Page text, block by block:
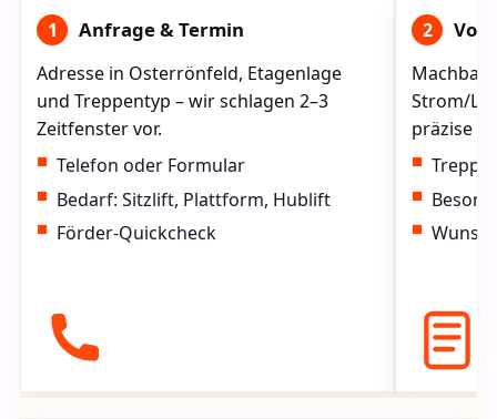
1 Anfrage & Termin
Adresse in Osterrönfeld, Etagenlage
und Treppentyp – wir schlagen 2–3
Zeitfenster vor.
Telefon oder Formular
Bedarf: Sitzlift, Plattform, Hublift
Förder-Quickcheck
2
Strom/
präzise